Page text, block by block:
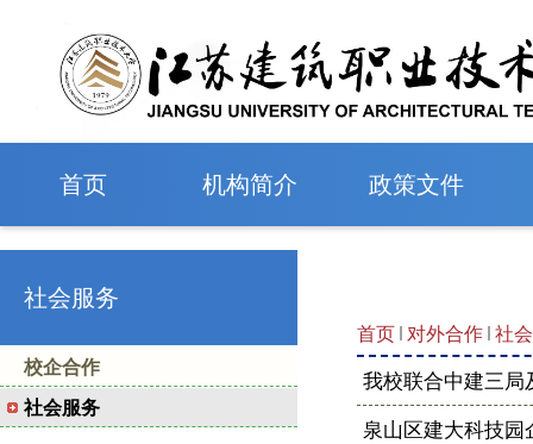
首页 机构简介 政策文件
社会服务⠀
校企合作
社会服务⠀
首页 对外合作 社
我校联合中建三局
泉山区建大科技